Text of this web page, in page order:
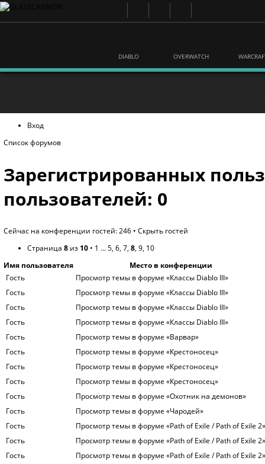
DIABLO OVERWATCH
Вход
Список форумов
Зарегистрированных
пользователей: 0
Сейчас на конференции гостей: 246 • Скрыть гостей
Страница 8 из 10 • 1 ...5, 6, 7, 8, 9, 10
Имя пользователя
Место в конференции
Гость
Просмотр темы в форуме «Классы Diablo III»
Гость
Просмотр темы в форуме «Классы Diablo III»
Гость
Просмотр темы в форуме «Классы Diablo III»
Гость
Просмотр темы в форуме «Классы Diablo III»
Гость
Просмотр темы в форуме «Варвар»
Гость
Просмотр темы в форуме «Крестоносец»
Гость
Просмотр темы в форуме «Крестоносец»
Гость
Просмотр темы в форуме «Крестоносец»
Гость
Просмотр темы в форуме «Охотник на демонов»
Гость
Просмотр темы в форуме «Чародей»
Гость
Просмотр темы в форуме «Path of Exile / Path of Exile 2»
Гость
Просмотр темы в форуме «Path of Exile / Path of Exile 2»
Гость
Просмотр темы в форуме «Path of Exile / Path of Exile 2»